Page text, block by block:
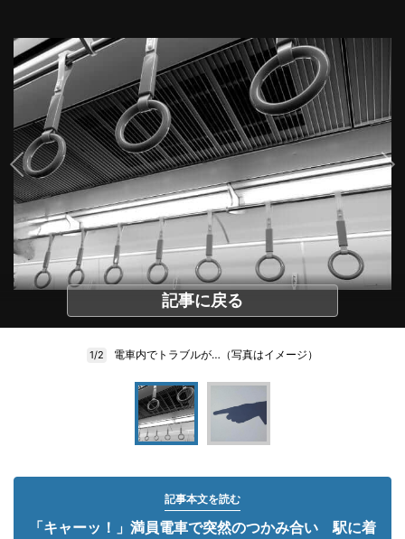
記事に戻る
1/2 電車内でトラブルが…（写真はイメージ）
記事本文を読む
「キャーッ！」満員電車で突然のつかみ合い 駅に着